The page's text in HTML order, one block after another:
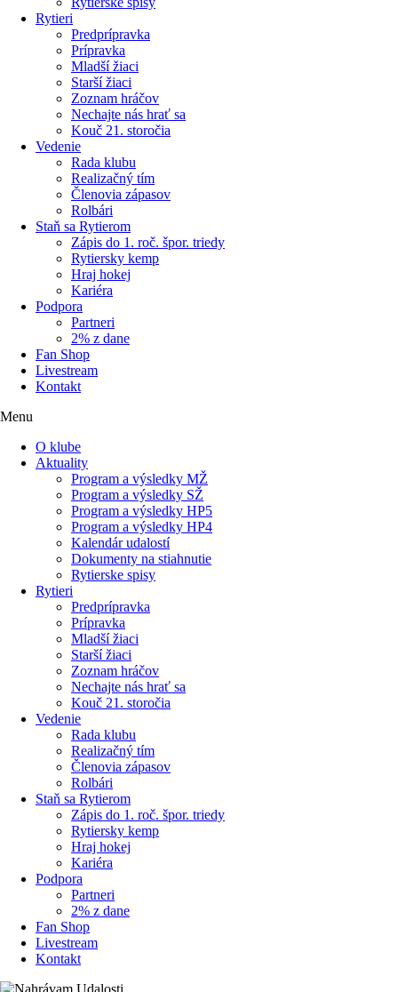
Rytieri
Predprípravka
Prípravka
Mladší žiaci
Starší žiaci
Zoznam hráčov
Nechajte nás hrať sa
Kouč 21. storočia
Vedenie
Rada klubu
Realizačný tím
Členovia zápasov
Rolbári
Staň sa Rytierom
Zápis do 1. roč. špor. triedy
Rytiersky kemp
Hraj hokej
Kariéra
Podpora
Partneri
2% z dane
Fan Shop
Livestream
Kontakt
Menu
O klube
Aktuality
Program a výsledky MŽ
Program a výsledky SŽ
Program a výsledky HP5
Program a výsledky HP4
Kalendár udalostí
Dokumenty na stiahnutie
Rytierske spisy
Rytieri
Predprípravka
Prípravka
Mladší žiaci
Starší žiaci
Zoznam hráčov
Nechajte nás hrať sa
Kouč 21. storočia
Vedenie
Rada klubu
Realizačný tím
Členovia zápasov
Rolbári
Staň sa Rytierom
Zápis do 1. roč. špor. triedy
Rytiersky kemp
Hraj hokej
Kariéra
Podpora
Partneri
2% z dane
Fan Shop
Livestream
Kontakt